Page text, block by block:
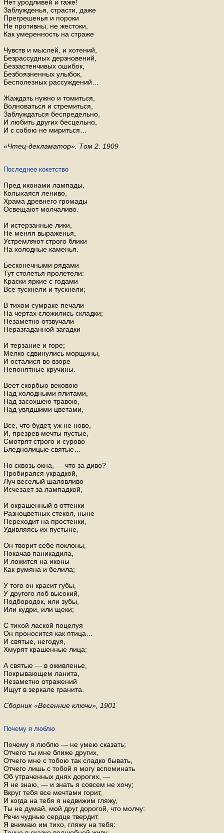
Нет урод­ли­вей и гаже!
За­блуж­де­нья, стра­сти, даже
Пре­гре­ше­нья и по­ро­ки
Не про­тив­ны, не же­сто­ки,
Как уме­рен­ность на стра­же
Чувств и мыс­лей, и хо­те­ний,
Без­рас­суд­ных дерз­но­ве­ний,
Без­за­стен­чи­вых оши­бок,
Без­бо­яз­нен­ных улы­бок,
Бес­по­лез­ных рас­суж­де­ний…
Жаж­дать нужно и то­мить­ся,
Вол­но­вать­ся и стре­мить­ся,
За­блуж­дать­ся бес­пре­дель­но,
И лю­бить дру­гих бес­цель­но,
И с собою не ми­рить­ся…
«Чтец-де­кла­ма­тор». Том 2. 1909
Последнее кокетство
Пред иконами лампады,
Колыхаяся лениво,
Храма древнего громады
Освещают молчаливо.
И истерзанные лики,
Не меняя выраженья,
Устремляют строго блики
На холодные каменья.
Бесконечными рядами
Тут столетья пролетели:
Краски яркие с годами
Все тускнели и тускнели;
В тихом сумраке печали
На чертах сложились складки;
Незаметно отзвучали
Неразгаданной загадки
И терзание и горе;
Мелко сдвинулись морщины,
И осталися во взоре
Непонятные кручины.
Веет скорбью вековою
Над холодными плитами,
Над засохшею травою,
Над увядшими цветами,
Все, что будет, уж не ново,
И, презрев мечты пустые,
Смотрят строго и сурово
Бледнолицые святые…
Но сквозь окна, — что за диво?
Пробираяся украдкой,
Луч веселый шаловливо
Исчезает за лампадкой,
И окрашенный в оттенки
Разноцветных стекол, ныне
Переходит на простенки,
Удивляясь их пустыне,
Он творит себе поклоны,
Покачав паникадила,
И ложится на иконы
Как румяна и белила;
У того он красит губы,
У другого лоб высокий,
Подбородок, или зубы,
Или кудри, или щеки;
С тихой лаской поцелуя
Он проносится как птица…
И святые, негодуя,
Хмурят крашенные лица;
А святые — в оживленье,
Покрывающем ланита,
Незаметно отражений
Ищут в зеркале гранита.
Сборник «Весенние ключи», 1901
По­че­му я люблю
По­че­му я люблю — не умею ска­зать;
От­че­го ты мне ближе дру­гих,
От­че­го мне с тобою так слад­ко бы­вать,
От­че­го лишь с тобой я могу вспо­ми­нать
Об утра­чен­ных днях до­ро­гих, —
Я не знаю, — и знать я со­всем не хочу;
Вкруг тебя все меч­та­ми горит,
И когда на тебя я недви­жим гляжу,
Ты не думай, мой друг до­ро­гой, что молчу:
Речи чуд­ные серд­це твер­дит.
Я вни­маю им тихо, гляжу на тебя: